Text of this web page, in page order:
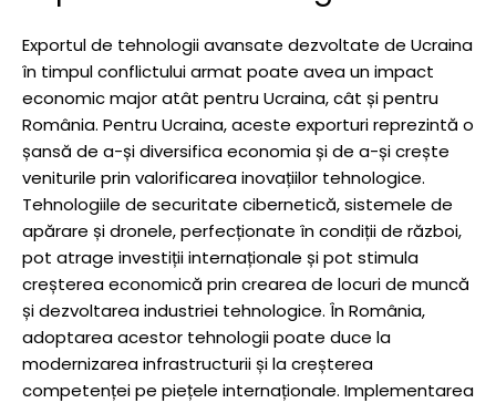
Exportul de tehnologii avansate dezvoltate de Ucraina
în timpul conflictului armat poate avea un impact
economic major atât pentru Ucraina, cât și pentru
România. Pentru Ucraina, aceste exporturi reprezintă o
șansă de a-și diversifica economia și de a-și crește
veniturile prin valorificarea inovațiilor tehnologice.
Tehnologiile de securitate cibernetică, sistemele de
apărare și dronele, perfecționate în condiții de război,
pot atrage investiții internaționale și pot stimula
creșterea economică prin crearea de locuri de muncă
și dezvoltarea industriei tehnologice. În România,
adoptarea acestor tehnologii poate duce la
modernizarea infrastructurii și la creșterea
competenței pe piețele internaționale. Implementarea